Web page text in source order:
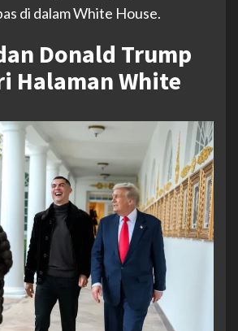
di dalam White House.
Donald Trump
Halaman White